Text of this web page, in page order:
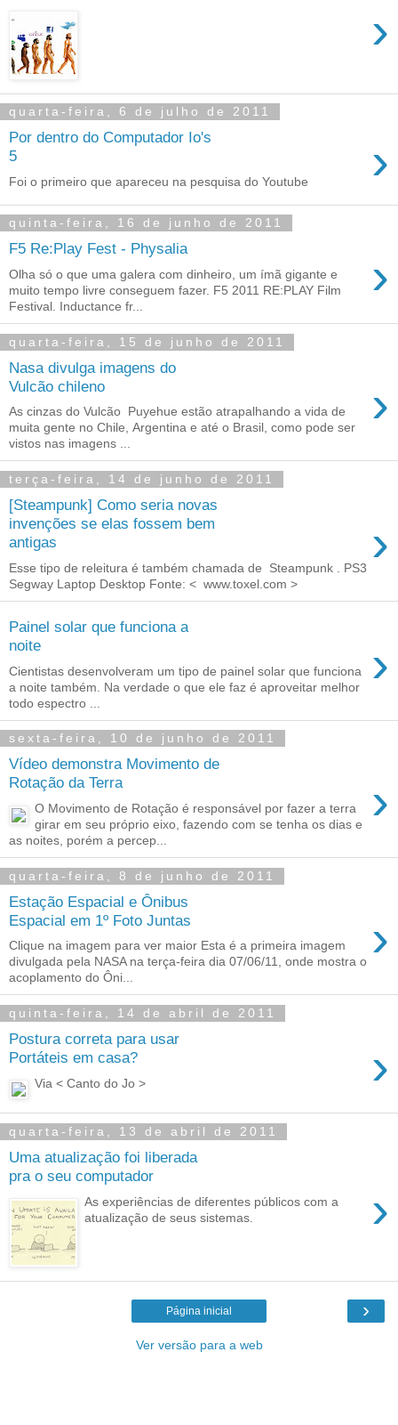
›
quarta-feira, 6 de julho de 2011
Por dentro do Computador Io's
5
›
Foi o primeiro que apareceu na pesquisa do Youtube
quinta-feira, 16 de junho de 2011
F5 Re:Play Fest - Physalia ›
Olha só o que uma galera com dinheiro, um ímã gigante e
muito tempo livre conseguem fazer. F5 2011 RE:PLAY Film
Festival. Inductance fr...
quarta-feira, 15 de junho de 2011
Nasa divulga imagens do
Vulcão chileno
›
As cinzas do Vulcão Puyehue estão atrapalhando a vida de
muita gente no Chile, Argentina e até o Brasil, como pode ser
vistos nas imagens ...
terça-feira, 14 de junho de 2011
[Steampunk] Como seria novas
invenções se elas fossem bem
antigas
›
Esse tipo de releitura é também chamada de Steampunk . PS3
Segway Laptop Desktop Fonte: < www.toxel.com >
Painel solar que funciona a
noite
›
Cientistas desenvolveram um tipo de painel solar que funciona
a noite também. Na verdade o que ele faz é aproveitar melhor
todo espectro ...
sexta-feira, 10 de junho de 2011
Vídeo demonstra Movimento de
Rotação da Terra
›
O Movimento de Rotação é responsável por fazer a terra
girar em seu próprio eixo, fazendo com se tenha os dias e
as noites, porém a percep...
quarta-feira, 8 de junho de 2011
Estação Espacial e Ônibus
Espacial em 1º Foto Juntas
›
Clique na imagem para ver maior Esta é a primeira imagem
divulgada pela NASA na terça-feira dia 07/06/11, onde mostra o
acoplamento do Ôni...
quinta-feira, 14 de abril de 2011
Postura correta para usar
Portáteis em casa?
›
Via < Canto do Jo >
quarta-feira, 13 de abril de 2011
Uma atualização foi liberada
pra o seu computador
›
As experiências de diferentes públicos com a
atualização de seus sistemas.
›
Página inicial
Ver versão para a web